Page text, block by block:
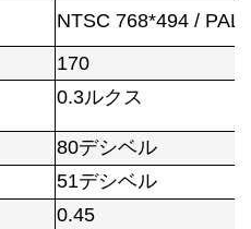
NTSC 768*494 / PAL
170
0.3ルクス
80デシベル
51デシベル
0.45